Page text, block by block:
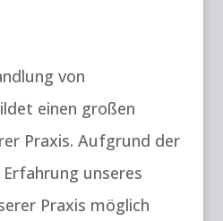
von
einen großen
Praxis. Aufgrund der
unseres
Praxis möglich